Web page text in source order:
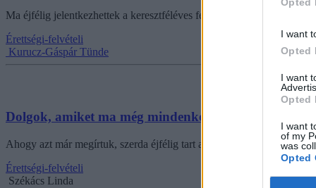
I want
Opted
I want
Opted
I want
of my
was
Opted
Ma éjfélig jelentkezhettek a keresztféléves felvételi keretében a 2024
Érettségi-felvételi
Kurucz-Gáspár Tünde
Dolgok, amiket ma még mindenképp ellenőrizzetek,
Ahogy azt már megírtuk, szerda éjfélig tart a felvételi ügyintézési
Érettségi-felvételi
Székács Linda